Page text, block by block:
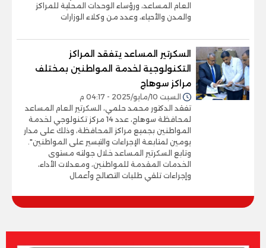
العام المساعد، ورؤساء الوحدات المحلية للمراكز
والمدن والأحياء، وعدد من وكلاء الوزارات
السكرتير المساعد يتفقد المراكز
التكنولوجية لخدمة المواطنين بمختلف
مراكز سوهاج
السبت 10/مايو/2025 - 04:17 م
تفقد الدكتور محمد حلمي، السكرتير العام المساعد
لمحافظة سوهاج، عدد 14 مركز تكنولوجي لخدمة
المواطنين بجميع مراكز المحافظة، وذلك على مدار
يومين لمتابعة الإجراءات والتيسير على المواطنين".
وتابع السكرتير المساعد خلال جولته مستوى
الخدمات المقدمة للمواطنين، ومعدلات الأداء،
وإجراءات تلقي طلبات التصالح وأعمال